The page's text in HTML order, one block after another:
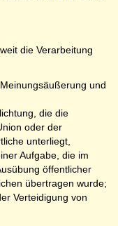
die Verarbeitung
und
die die
oder der
unterliegt,
Aufgabe, die im
öffentlicher
übertragen wurde;
Verteidigung von